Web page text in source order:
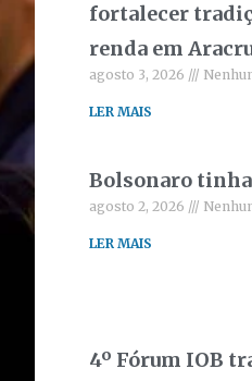
fortalecer
renda em
agosto 3, 2026
LER MAIS
Bolsonaro
agosto 2, 2026
LER MAIS
4º Fórum IOB